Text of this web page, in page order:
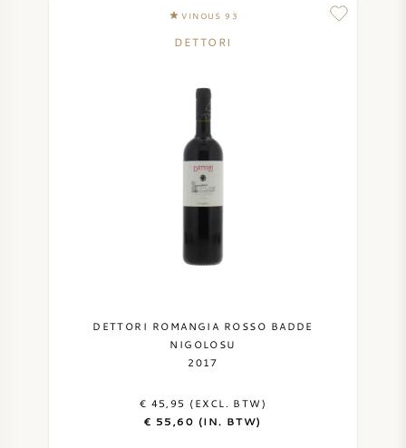
VINOUS 93
DETTORI
DETTORI ROMANGIA ROSSO BADDE
NIGOLOSU
2017
€ 45,95 (EXCL. BTW)
€ 55,60 (IN. BTW)